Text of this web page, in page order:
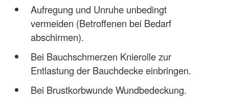
Aufregung und Unruhe unbedingt
vermeiden (Betroffenen bei Bedarf
abschirmen).
Bei Bauchschmerzen Knierolle zur
Entlastung der Bauchdecke einbringen.
Bei Brustkorbwunde Wundbedeckung.